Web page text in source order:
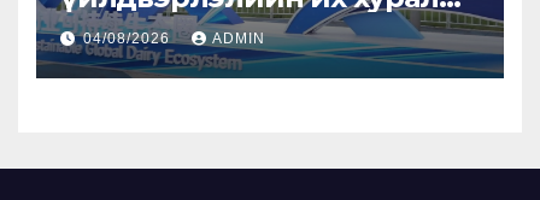
болж байна
04/08/2026 ADMIN